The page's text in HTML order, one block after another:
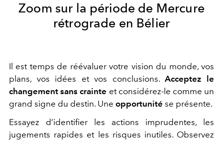
Zoom sur la période de Mercure
rétrograde en Bélier
Il est temps de réévaluer votre vision du monde, vos
plans, vos idées et vos conclusions.Acceptez le
changement sans crainte et considérez-le comme un
grand signe du destin. Une opportunité se présente.
Essayez d’identifier les actions imprudentes, les
jugements rapides et les risques inutiles. Observez